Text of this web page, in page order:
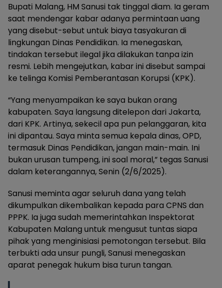
Bupati Malang, HM Sanusi tak tinggal diam. Ia geram
saat mendengar kabar adanya permintaan uang
yang disebut-sebut untuk biaya tasyakuran di
lingkungan Dinas Pendidikan. Ia menegaskan,
tindakan tersebut ilegal jika dilakukan tanpa izin
resmi. Lebih mengejutkan, kabar ini disebut sampai
ke telinga Komisi Pemberantasan Korupsi (KPK).
“Yang menyampaikan ke saya bukan orang
kabupaten. Saya langsung ditelepon dari Jakarta,
dari KPK. Artinya, sekecil apa pun pelanggaran, kita
ini dipantau. Saya minta semua kepala dinas, OPD,
termasuk Dinas Pendidikan, jangan main-main. Ini
bukan urusan tumpeng, ini soal moral,” tegas Sanusi
dalam keterangannya, Senin (2/6/2025).
Sanusi meminta agar seluruh dana yang telah
dikumpulkan dikembalikan kepada para CPNS dan
PPPK. Ia juga sudah memerintahkan Inspektorat
Kabupaten Malang untuk mengusut tuntas siapa
pihak yang menginisiasi pemotongan tersebut. Bila
terbukti ada unsur pungli, Sanusi menegaskan
aparat penegak hukum bisa turun tangan.